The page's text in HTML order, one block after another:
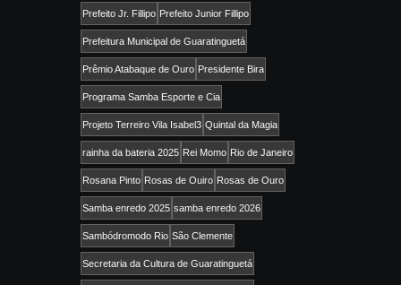
Prefeito Jr. Fillipo Prefeito Junior Fillipo
Prefeitura Municipal de Guaratinguetá
Prêmio Atabaque de Ouro Presidente Bira
Programa Samba Esporte e Cia
Projeto Terreiro Vila Isabel3 Quintal da Magia
rainha da bateria 2025 Rei Momo Rio de Janeiro
Rosana Pinto Rosas de Ouiro Rosas de Ouro
Samba enredo 2025 samba enredo 2026
Sambódromodo Rio São Clemente
Secretaria da Cultura de Guaratinguetá